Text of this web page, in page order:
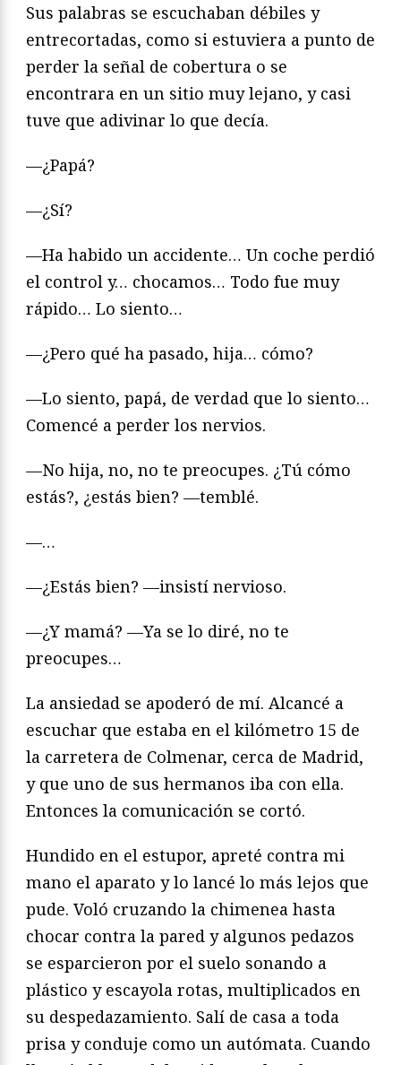
Sus palabras se escuchaban débiles y
entrecortadas, como si estuviera a punto de
perder la señal de cobertura o se
encontrara en un sitio muy lejano, y casi
tuve que adivinar lo que decía.
—¿Papá?
—¿Sí?
—Ha habido un accidente… Un coche perdió
el control y… chocamos… Todo fue muy
rápido… Lo siento…
—¿Pero qué ha pasado, hija… cómo?
—Lo siento, papá, de verdad que lo siento…
Comencé a perder los nervios.
—No hija, no, no te preocupes. ¿Tú cómo
estás?, ¿estás bien? —temblé.
—…
—¿Estás bien? —insistí nervioso.
—¿Y mamá? —Ya se lo diré, no te
preocupes…
La ansiedad se apoderó de mí. Alcancé a
escuchar que estaba en el kilómetro 15 de
la carretera de Colmenar, cerca de Madrid,
y que uno de sus hermanos iba con ella.
Entonces la comunicación se cortó.
Hundido en el estupor, apreté contra mi
mano el aparato y lo lancé lo más lejos que
pude. Voló cruzando la chimenea hasta
chocar contra la pared y algunos pedazos
se esparcieron por el suelo sonando a
plástico y escayola rotas, multiplicados en
su despedazamiento. Salí de casa a toda
prisa y conduje como un autómata. Cuando